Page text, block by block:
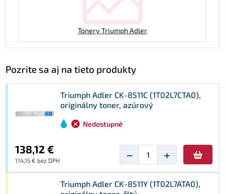
Tonery Triumph Adler
Pozrite sa aj na tieto produkty
Triumph Adler CK-8511C (1T02L7CTA0),
originálny toner, azúrový
Nedostupné
138,12 €
114,15 € bez DPH − +
Triumph Adler CK-8511Y (1T02L7ATA0),